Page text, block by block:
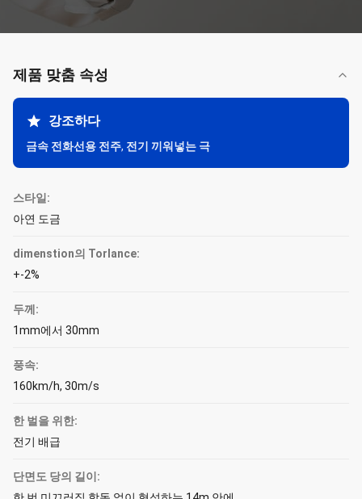
제품 맞춤 속성
강조하다
금속 전화선용 전주, 전기 끼워넣는 극
스타일:
아연 도금
dimenstion의 Torlance:
+-2%
두께:
1mm에서 30mm
풍속:
160km/h, 30m/s
한 벌을 위한:
전기 배급
단면도 당의 길이: